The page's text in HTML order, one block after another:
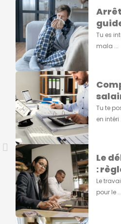
Tu es
mala ...
Tu te
en intéri
Le
:
Le
pour le ...